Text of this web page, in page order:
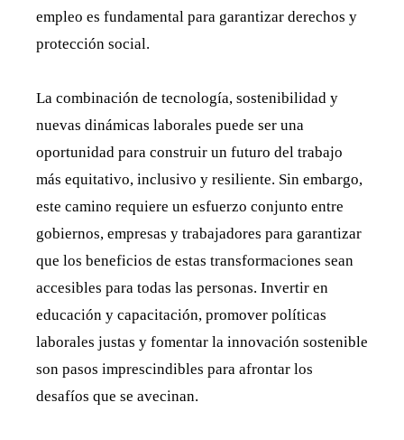
empleo es fundamental para garantizar derechos y
protección social.
La combinación de tecnología, sostenibilidad y
nuevas dinámicas laborales puede ser una
oportunidad para construir un futuro del trabajo
más equitativo, inclusivo y resiliente. Sin embargo,
este camino requiere un esfuerzo conjunto entre
gobiernos, empresas y trabajadores para garantizar
que los beneficios de estas transformaciones sean
accesibles para todas las personas. Invertir en
educación y capacitación, promover políticas
laborales justas y fomentar la innovación sostenible
son pasos imprescindibles para afrontar los
desafíos que se avecinan.